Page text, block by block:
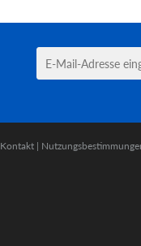
Kontakt |